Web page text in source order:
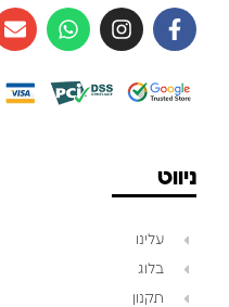
ניווט
עלינו
בלוג
תקנון